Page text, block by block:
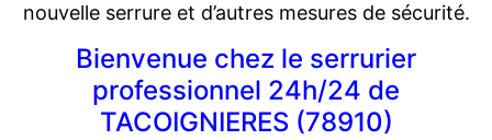
nouvelle serrure et d’autres mesures de sécurité.
Bienvenue chez le serrurier
professionnel 24h/24 de
TACOIGNIERES (78910)